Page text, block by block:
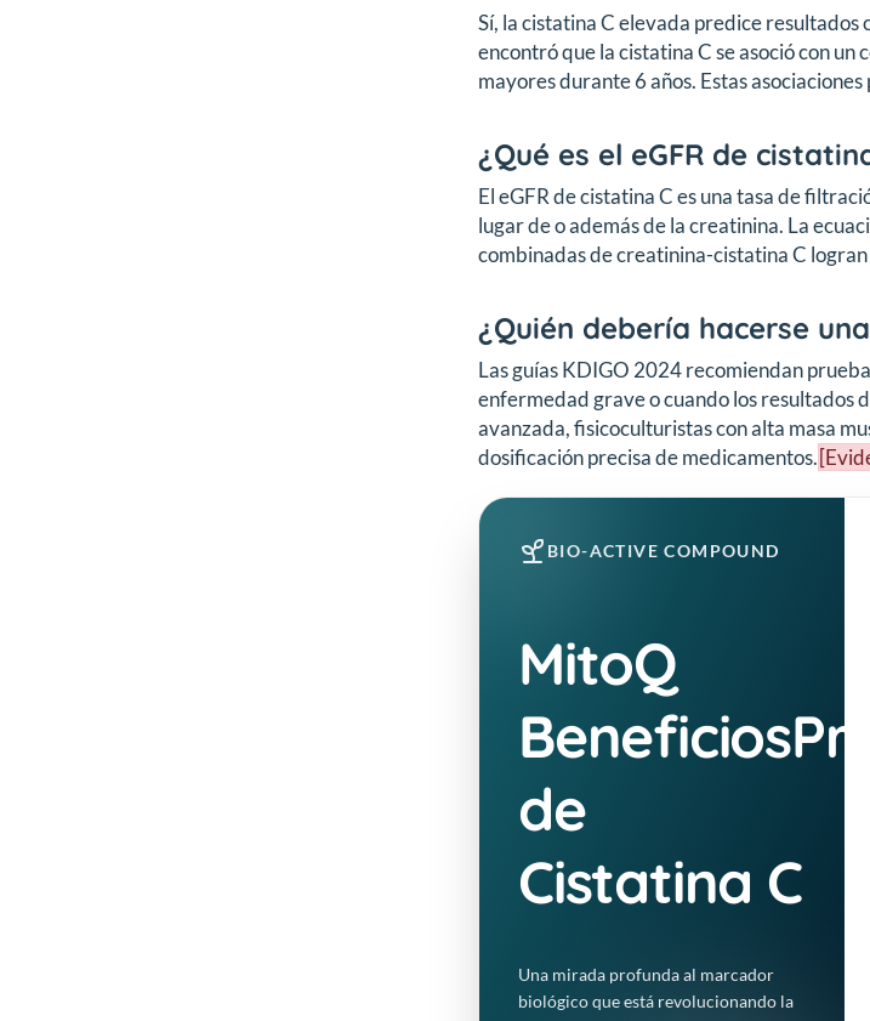
Sí, la cistatina C elevada predice
encontró que la cistatina C se asoció con
mayores durante 6 años. Estas
¿Qué es el eGFR de
El eGFR de cistatina C es una tasa de
lugar de o además de la creatinina. La
combinadas de creatinina-cistatina C
¿Quién debería hacerse
Las guías KDIGO 2024 recomiendan
enfermedad grave o cuando los resultados
avanzada, fisicoculturistas con alta masa
dosificación precisa de medicamentos.
BIO-ACTIVE COMPOUND
MitoQ
de
Cistatina C
Una mirada profunda al marcador
biológico que está revolucionando la
¿Qué es la Cistatina C?
Es una proteína de bajo peso molecular producida a un ritmo
constante por todas las células nucleadas del cuerpo. Se utiliza